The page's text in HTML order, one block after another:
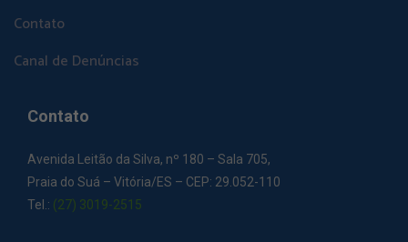
Contato
Canal de Denúncias
Contato
Avenida Leitão da Silva, nº 180 – Sala 705,
Praia do Suá – Vitória/ES – CEP: 29.052-110
Tel.: (27) 3019-2515